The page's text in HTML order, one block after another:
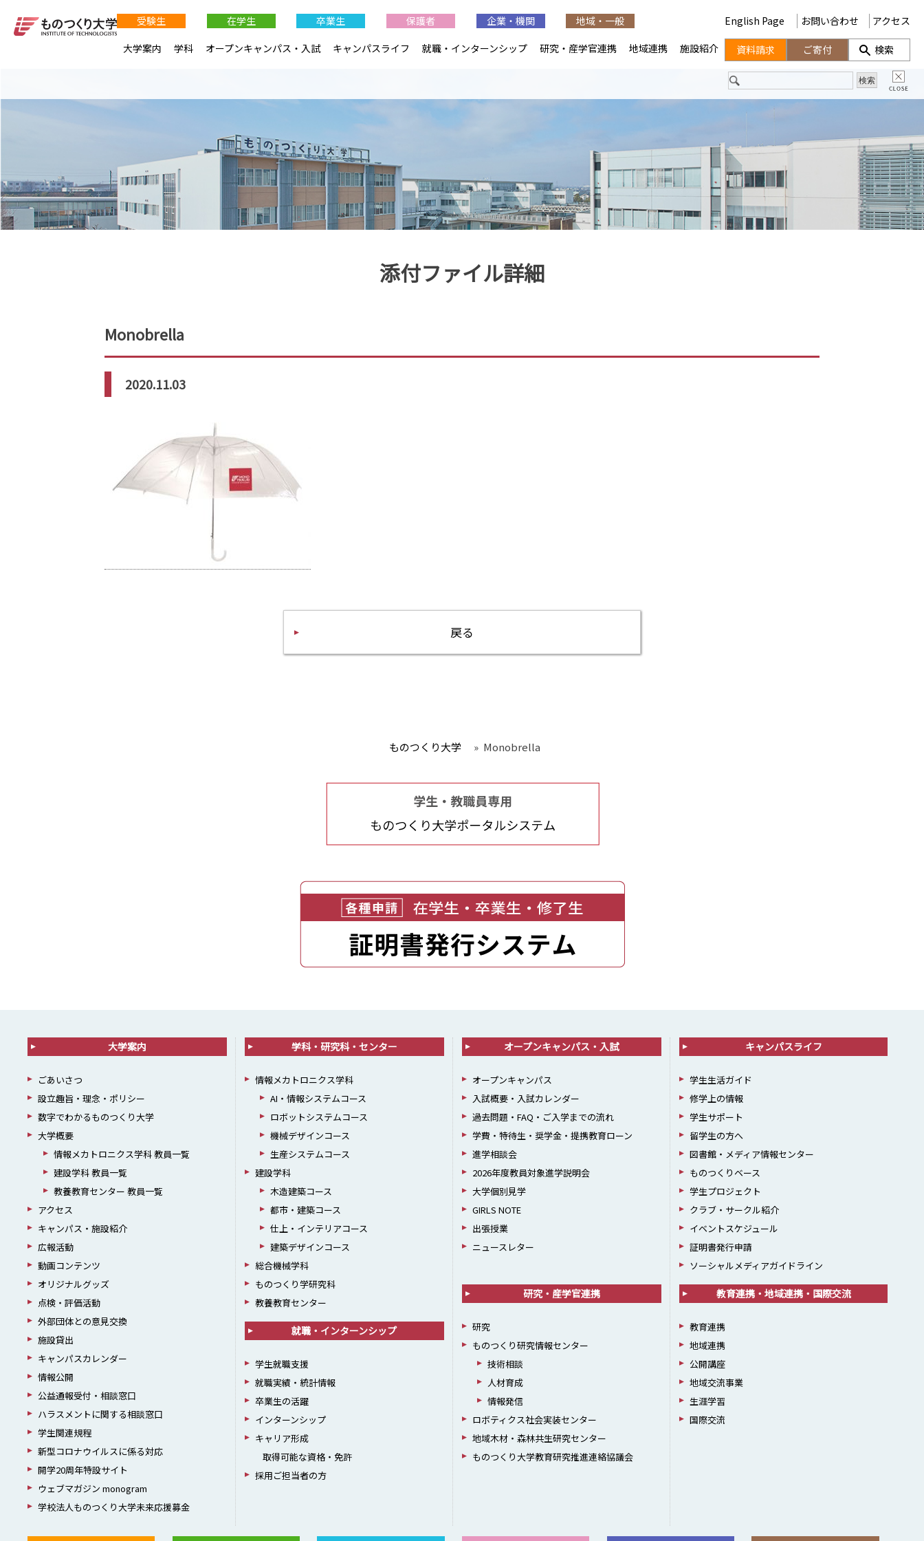
添付ファイル詳細
Monobrella
2020.11.03
戻る
受験生 在学生 卒業生 保護者 企業・機関
地域・一般
大学案内
学科 オープンキャンパス・入試 キャンパスライフ 就職・インターンシップ 研究・産学官連携 地域連携 施設紹介
English Page お問い合わせ アクセス
資料請求 ご寄付 検索
ものつくり大学 » Monobrella
大学案内
ごあいさつ
設立趣旨・理念・ポリシー
数字でわかるものつくり大学
大学概要
情報メカトロニクス学科 教員一覧
建設学科 教員一覧
教養教育センター 教員一覧
アクセス
キャンパス・施設紹介
広報活動
動画コンテンツ
オリジナルグッズ
点検・評価活動
外部団体との意見交換
施設貸出
キャンパスカレンダー
情報公開
公益通報受付・相談窓口
ハラスメントに関する相談窓口
学生関連規程
新型コロナウイルスに係る対応
開学20周年特設サイト
ウェブマガジン monogram
学校法人ものつくり大学未来応援募金
学科・研究科・センター
情報メカトロニクス学科
AI・情報システムコース
ロボットシステムコース
機械デザインコース
生産システムコース
建設学科
木造建築コース
都市・建築コース
仕上・インテリアコース
建築デザインコース
総合機械学科
ものつくり学研究科
教養教育センター
就職・インターンシップ
学生就職支援
就職実績・統計情報
卒業生の活躍
インターンシップ
キャリア形成
取得可能な資格・免許
採用ご担当者の方
オープンキャンパス・入試
オープンキャンパス
入試概要・入試カレンダー
過去問題・FAQ・ご入学までの流れ
学費・特待生・奨学金・提携教育ローン
進学相談会
2026年度教員対象進学説明会
大学個別見学
GIRLS NOTE
出張授業
ニュースレター
研究・産学官連携
研究
ものつくり研究情報センター
技術相談
人材育成
情報発信
ロボティクス社会実装センター
地域木材・森林共生研究センター
ものつくり大学教育研究推進連絡協議会
キャンパスライフ
学生生活ガイド
修学上の情報
学生サポート
留学生の方へ
図書館・メディア情報センター
ものつくりベース
学生プロジェクト
クラブ・サークル紹介
イベントスケジュール
証明書発行申請
ソーシャルメディアガイドライン
教育連携・地域連携・国際交流
教育連携
地域連携
公開講座
地域交流事業
生涯学習
国際交流